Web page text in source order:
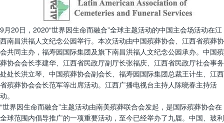
9月20日，2020“世界因生命而融合”全球主题活动的中国主会场活动在江
西南昌洪福人文纪念公园举行。本次活动由中国殡葬协会、江西省殡葬协
会共同主办，福寿园国际集团及旗下南昌洪福人文纪念公园承办。中国殡
葬协会会长李建华、江西省民政厅副厅长张福庆、江西省民政厅社会事务
处处长洪立琴、中国殡葬协会副会长、福寿园国际集团总裁王计生、江西
省殡葬协会会长范军等出席活动。江西广播电视台主持人陈晓春主持活
动。
“世界因生命而融合”主题活动由南美殡葬联合会发起，是国际殡葬协会在
全球范围内倡导推广的一项重要活动，至今已经举办了九届。中国、玻利